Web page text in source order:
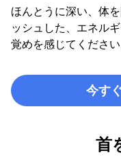
ほんとうに深い、体
ッシュした、エネル
覚めを感じてください
今す
首